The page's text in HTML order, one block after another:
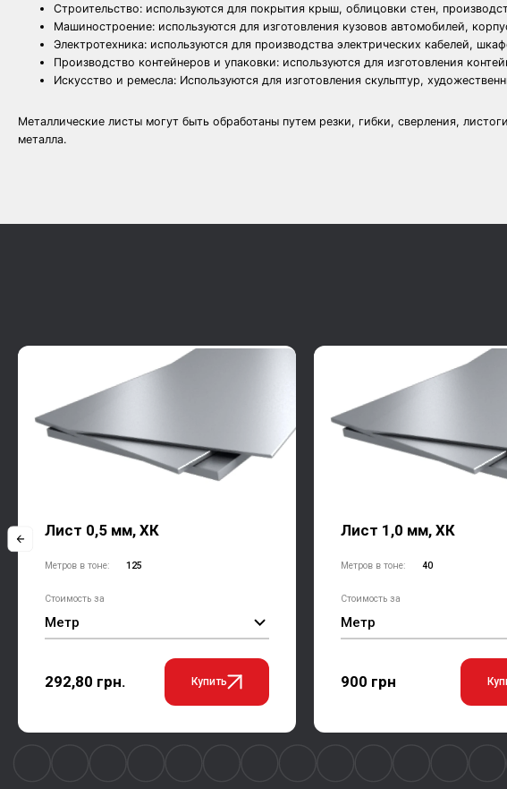
Строительство: используются для покрытия крыш, облицовки стен,
Машиностроение: используются для изготовления кузовов автомобилей,
Электротехника: используются для производства электрических кабелей,
Производство контейнеров и упаковки: используются для изготовления
Искусство и ремесла: Используются для изготовления скульптур,
Металлические листы могут быть обработаны путем резки, гибки, сверления,
металла.
Лист 0,5 мм, ХК
Метров в тоне: 125
Стоимость за
Метр
292,80 грн. Купить
Лист 1,0 мм, ХК
Метров в тоне: 40
Стоимость за
Метр
900 грн